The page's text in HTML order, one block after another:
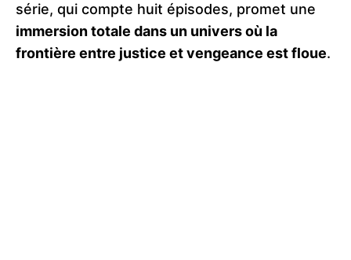
série, qui compte huit épisodes, promet une
immersion totale dans un univers où la
frontière entre justice et vengeance est floue.​